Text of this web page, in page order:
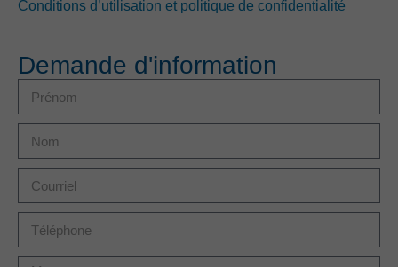
Conditions d’utilisation et politique de confidentialité
Demande d'information